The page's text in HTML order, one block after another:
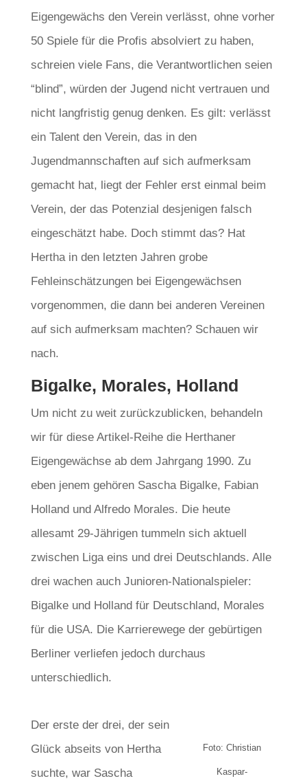
Eigengewächs den Verein verlässt, ohne vorher
50 Spiele für die Profis absolviert zu haben,
schreien viele Fans, die Verantwortlichen seien
“blind”, würden der Jugend nicht vertrauen und
nicht langfristig genug denken. Es gilt: verlässt
ein Talent den Verein, das in den
Jugendmannschaften auf sich aufmerksam
gemacht hat, liegt der Fehler erst einmal beim
Verein, der das Potenzial desjenigen falsch
eingeschätzt habe. Doch stimmt das? Hat
Hertha in den letzten Jahren grobe
Fehleinschätzungen bei Eigengewächsen
vorgenommen, die dann bei anderen Vereinen
auf sich aufmerksam machten? Schauen wir
nach.
Bigalke, Morales, Holland
Um nicht zu weit zurückzublicken, behandeln
wir für diese Artikel-Reihe die Herthaner
Eigengewächse ab dem Jahrgang 1990. Zu
eben jenem gehören Sascha Bigalke, Fabian
Holland und Alfredo Morales. Die heute
allesamt 29-Jährigen tummeln sich aktuell
zwischen Liga eins und drei Deutschlands. Alle
drei wachen auch Junioren-Nationalspieler:
Bigalke und Holland für Deutschland, Morales
für die USA. Die Karrierewege der gebürtigen
Berliner verliefen jedoch durchaus
unterschiedlich.
Foto: Christian
Kaspar-
Der erste der drei, der sein
Glück abseits von Hertha
suchte, war Sascha